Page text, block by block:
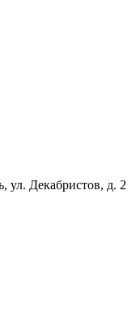
ул. Декабристов, д. 2